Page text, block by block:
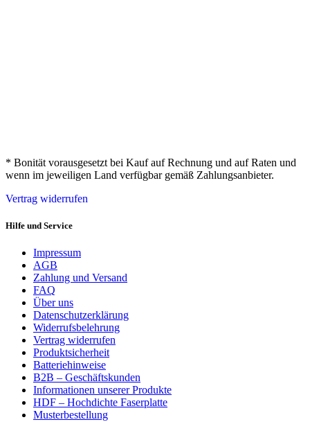
* Bonität vorausgesetzt bei Kauf auf Rechnung und auf Raten und
wenn im jeweiligen Land verfügbar gemäß Zahlungsanbieter.
Vertrag widerrufen
Hilfe und Service
Impressum
AGB
Zahlung und Versand
FAQ
Über uns
Datenschutzerklärung
Widerrufsbelehrung
Vertrag widerrufen
Produktsicherheit
Batteriehinweise
B2B – Geschäftskunden
Informationen unserer Produkte
HDF – Hochdichte Faserplatte
Musterbestellung